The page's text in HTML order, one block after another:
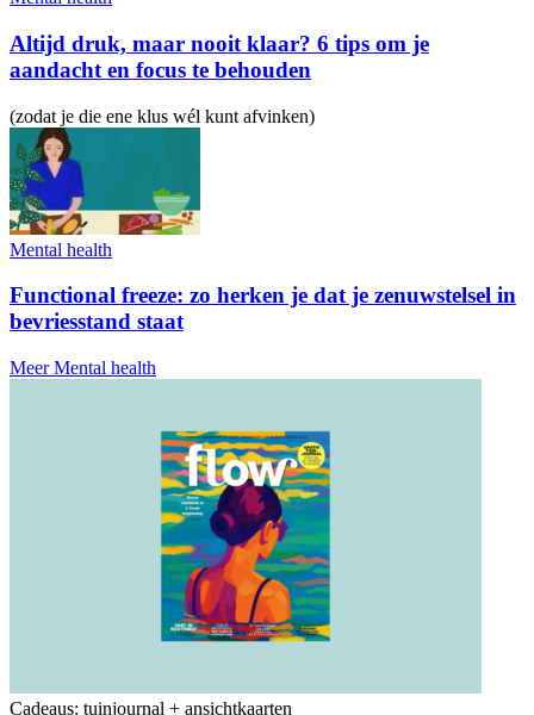
Altijd druk, maar nooit klaar? 6 tips om je
aandacht en focus te behouden
(zodat je die ene klus wél kunt afvinken)
Mental health
Functional freeze: zo herken je dat je zenuwstelsel in
bevriesstand staat
Meer Mental health
Cadeaus: tuinjournal + ansichtkaarten